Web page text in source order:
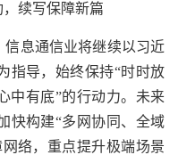
续写保障新篇
息通信业将继续以习近
指导，始终保持“时时放
中有底”的行动力。未来
快构建“多网协同、全域
络，重点提升极端场景